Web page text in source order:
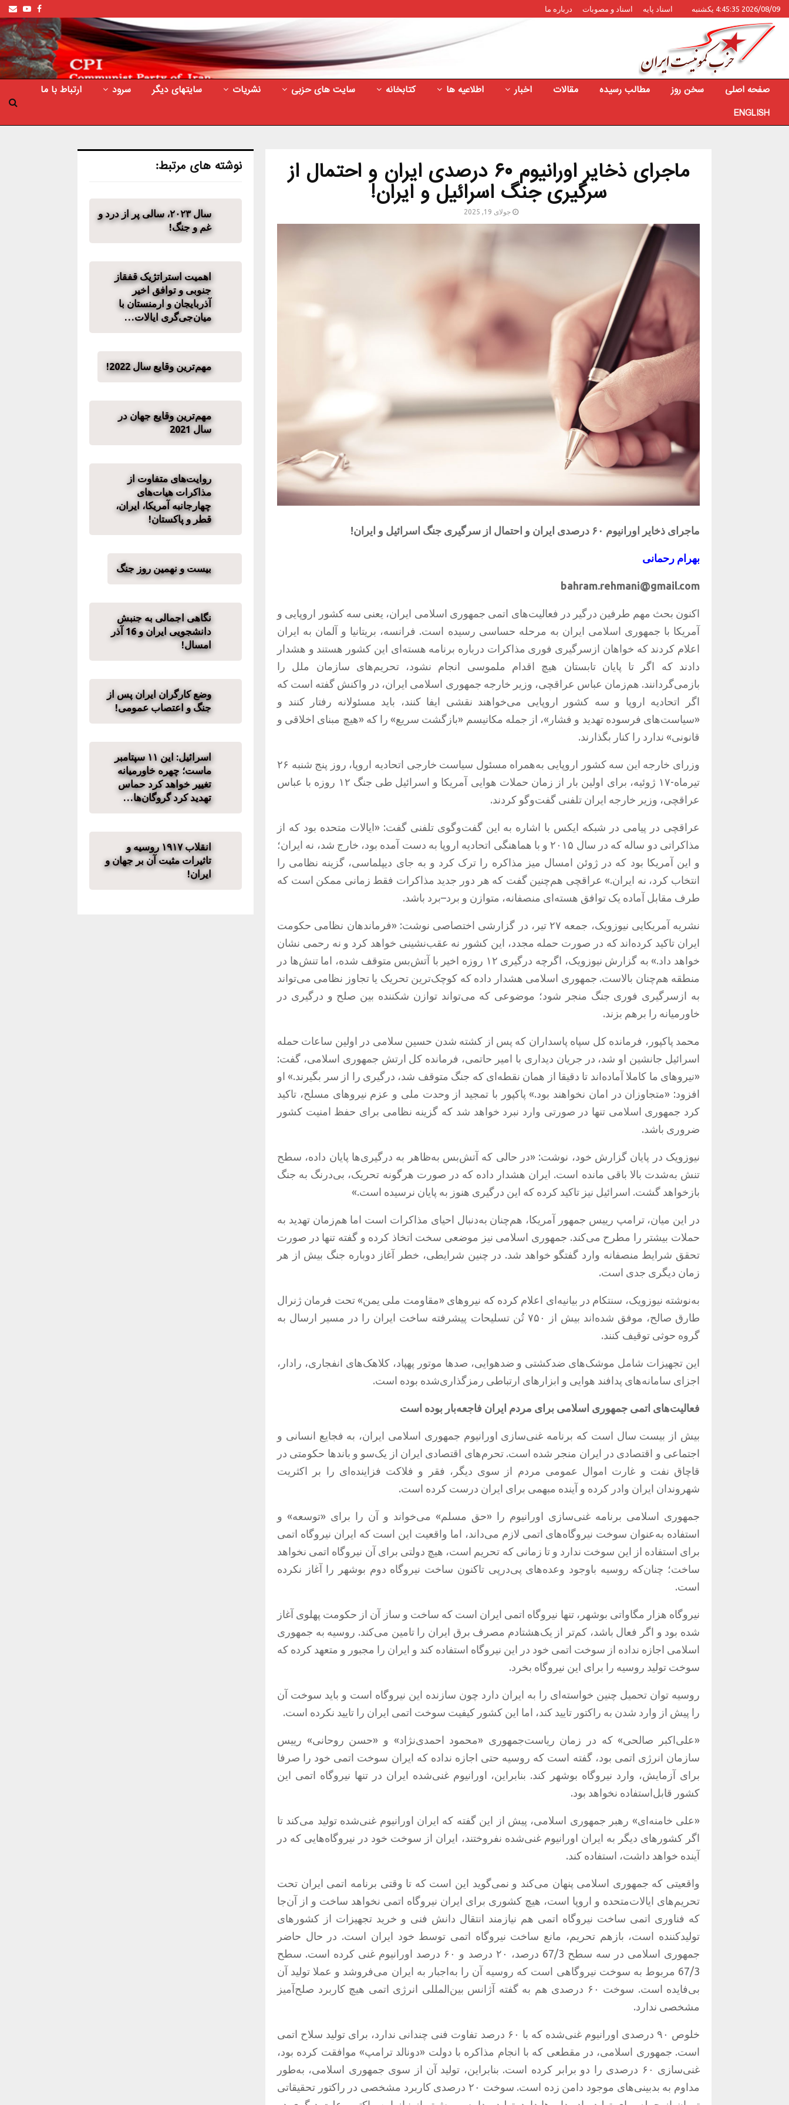
2026/08/09 4:45:35 یکشنبه اسناد پایه اسناد و مصوبات درباره ما Facebook
صفحه اصلی سخن روز مطالب رسیده مقالات اخبار اطلاعیه ها کتابخانه سایت های حزبی نشریات سایتهای دیگر سرود
ارتباط با ما
ENGLISH
ماجرای ذخایر اورانیوم ۶۰ درصدی ایران و احتمال از
سرگیری جنگ اسرائیل و ایران!
جولای 19, 2025
ماجرای ذخایر اورانیوم ۶۰ درصدی ایران و احتمال از سرگیری جنگ اسرائیل و ایران!
بهرام رحمانی
bahram.rehmani@gmail.com
اکنون بحث مهم طرفین درگیر در فعالیت‌های اتمی جمهوری اسلامی ایران، یعنی سه کشور اروپایی و
آمریکا با جمهوری اسلامی ایران به مرحله حساسی رسیده است. فرانسه، بریتانیا و آلمان به ایران
اعلام کردند که خواهان ازسرگیری فوری مذاکرات درباره برنامه هسته‌ای این کشور هستند و هشدار
دادند که اگر تا پایان تابستان هیچ اقدام ملموسی انجام نشود، تحریم‌های سازمان ملل را
بازمی‌گردانند. هم‌زمان عباس عراقچی، وزیر خارجه جمهوری اسلامی ایران، در واکنش گفته است که
اگر اتحادیه اروپا و سه کشور اروپایی می‌خواهند نقشی ایفا کنند، باید مسئولانه رفتار کنند و
«سیاست‌های فرسوده تهدید و فشار »، از جمله مکانیسم «بازگشت سریع» را که «هیچ مبنای اخلاقی و
قانونی» ندارد را کنار بگذارند.
وزرای خارجه این سه کشور اروپایی به‌همراه مسئول سیاست خارجی اتحادیه اروپا، روز پنج شنبه ۲۶
تیرماه-‌
۱۷ ژوئیه، برای اولین بار از زمان حملات هوایی آمریکا و اسرائیل طی جنگ ۱۲ روزه با عباس
عراقچی، وزیر خارجه ایران تلفنی گفت‌و‌گو کردند.
عراقچی در پیامی در شبکه ایکس با اشاره به این گفت‌و‌گوی تلفنی گفت: «ایالات متحده بود که از
مذاکراتی دو ساله که در سال ۲۰۱۵ و با هماهنگی اتحادیه اروپا به دست آمده بود، خارج شد، نه ایران؛
و این آمریکا بود که در ژوئن امسال میز مذاکره را ترک کرد و به جای دیپلماسی، گزینه نظامی را
انتخاب کرد، نه ایران.» عراقچی هم‌چنین گفت که هر دور جدید مذاکرات فقط زمانی ممکن است که
طرف مقابل آماده یک توافق هسته‌ای منصفانه، متوازن و برد–برد باشد.
نشریه آمریکایی نیوزویک، جمعه ۲۷ تیر، در گزارشی اختصاصی نوشت : «فرماندهان نظامی حکومت
ایران تاکید کرده‌اند که در صورت حمله مجدد، این کشور نه عقب‌نشینی خواهد کرد و نه رحمی نشان
خواهد داد.»
به گزارش نیوزویک، اگرچه درگیری ۱۲ روزه اخیر با آتش‌بس متوقف شده، اما تنش‌ها در
منطقه هم‌چنان بالاست. جمهوری اسلامی هشدار داده که کوچک‌ترین تحریک یا تجاوز نظامی می‌تواند
به ازسرگیری فوری جنگ منجر شود؛ موضوعی که می‌تواند توازن شکننده بین صلح و درگیری در
خاورمیانه را برهم بزند.
محمد پاکپور، فرمانده کل سپاه پاسداران که پس از کشته شدن حسین سلامی در اولین ساعات حمله
اسرائیل جانشین او شد، در جریان دیداری با امیر حاتمی، فرمانده کل ارتش جمهوری اسلامی، گفت:
«نیروهای ما کاملا آماده‌اند تا دقیقا از همان نقطه‌ای که جنگ متوقف شد، درگیری را از سر بگیرند.» او
افزود: «متجاوزان در امان نخواهند بود.» پاکپور با تمجید از وحدت ملی و عزم نیروهای مسلح، تاکید
کرد جمهوری اسلامی تنها در صورتی وارد نبرد خواهد شد که گزینه نظامی برای حفظ امنیت کشور
ضروری باشد.
نیوزویک در پایان گزارش خود، نوشت: «در حالی که آتش‌بس به‌ظاهر به درگیری‌ها پایان داده، سطح
تنش به‌شدت بالا باقی مانده است. ایران هشدار داده که در صورت هرگونه تحریک، بی‌درنگ به جنگ
بازخواهد گشت. اسرائیل نیز تاکید کرده که این درگیری هنوز به پایان نرسیده است.»
در این میان، ترامپ رییس جمهور آمریکا، هم‌چنان به‌دنبال احیای مذاکرات است اما هم‌زمان تهدید به
حملات بیشتر را مطرح می‌کند. جمهوری اسلامی نیز موضعی سخت اتخاذ کرده و گفته تنها در صورت
تحقق شرایط منصفانه وارد گفتگو خواهد شد. در چنین شرایطی، خطر آغاز دوباره جنگ بیش از هر
زمان دیگری جدی است.
به‌نوشته نیوزویک، سنتکام در بیانیه‌ای اعلام کرده که نیروهای «مقاومت ملی یمن»تحت فرمان ژنرال
طارق صالح، موفق شده‌اند بیش از ۷۵۰ تُن تسلیحات پیشرفته ساخت ایران را در مسیر ارسال به
گروه حوثی توقیف کنند.
این تجهیزات شامل موشک‌های ضدکشتی و ضدهوایی، صدها موتور پهپاد، کلاهک‌های انفجاری، رادار،
اجزای سامانه‌های پدافند هوایی و ابزارهای ارتباطی رمزگذاری‌شده بوده است.
فعالیت‌های اتمی جمهوری اسلامی برای مردم ایران فاجعه‌بار بوده است
بیش از بیست سال است که برنامه غنی‌سازی اورانیوم جمهوری اسلامی ایران، به فجایع انسانی و
اجتماعی و اقتصادی در ایران منجر شده است.تحرم‌های اقتصادی ایران از یک‌سو و باندها حکومتی در
قاچاق نفت و غارت اموال عمومی مردم از سوی دیگر، فقر و فلاکت فزاینده‌ای را بر اکثریت
شهروندان ایران وادر کرده و آینده مبهمی برای ایران درست کرده است.
جمهوری اسلامی برنامه غنی‌سازی اورانیوم را «حق مسلم» می‌خواند و آن را برای «توسعه» و
استفاده به‌عنوان سوخت نیروگاه‌های اتمی لازم می‌داند، اما واقعیت این است که ایران نیروگاه اتمی
برای استفاده از این سوخت ندارد و تا زمانی که تحریم است، هیچ دولتی برای آن نیروگاه اتمی نخواهد
ساخت؛ چنان‌که روسیه باوجود وعده‌های پی‌درپی تاکنون ساخت نیروگاه دوم بوشهر را آغاز نکرده
است.
نیروگاه هزار مگاواتی بوشهر، تنها نیروگاه اتمی ایران است که ساخت و ساز آن از حکومت پهلوی آغاز
شده بود و اگر فعال باشد، کم‌تر از یک‌هشتادم مصرف برق ایران را تامین می‌کند. روسیه به جمهوری
اسلامی اجازه نداده از سوخت اتمی خود در این نیروگاه استفاده کند و ایران را مجبور و متعهد کرده که
سوخت تولید روسیه را برای این نیروگاه بخرد.
روسیه توان تحمیل چنین خواسته‌ای را به ایران دارد چون سازنده این نیروگاه است و باید سوخت آن
را پیش از وارد شدن به راکتور تایید کند، اما این کشور کیفیت سوخت اتمی ایران را تایید نکرده است.
«علی‌اکبر صالحی»که در زمان ریاست‌جمهوری «محمود احمدی‌نژاد» و «حسن روحانی» رییس
سازمان انرژی اتمی بود، گفته است که روسیه حتی اجازه نداده که ایران سوخت اتمی خود را صرفا
برای آزمایش، وارد نیروگاه بوشهر کند. بنابراین، اورانیوم غنی‌شده ایران در تنها نیروگاه اتمی این
کشور قابل‌استفاده نخواهد بود.
«علی خامنه‌ای» رهبر جمهوری اسلامی، پیش از این گفته که ایران اورانیوم غنی‌شده تولید می‌کند تا
اگر کشورهای دیگر به ایران اورانیوم غنی‌شده نفروختند، ایران از سوخت خود در نیروگاه‌هایی که در
آینده خواهد داشت، استفاده کند.
واقعیتی که جمهوری اسلامی پنهان می‌کند و نمی‌گوید این است که تا وقتی برنامه اتمی ایران تحت
تحریم‌های ایالات‌متحده و اروپا است، هیچ کشوری برای ایران نیروگاه اتمی نخواهد ساخت و از آن‌جا
که فناوری اتمی ساخت نیروگاه اتمی هم نیازمند انتقال دانش فنی و خرید تجهیزات از کشورهای
تولیدکننده است، بازهم تحریم، مانع ساخت نیروگاه اتمی توسط خود ایران است. در حال حاضر
جمهوری اسلامی در سه سطح
درصد، ۲۰ درصد و ۶۰ درصد اورانیوم غنی کرده است . سطح
67/3 مربوط به سوخت نیروگاهی است که روسیه آن را به‌اجبار به ایران می‌فروشد و عملا تولید آن
بی‌فایده است.
سوخت ۶۰ درصدی هم به گفته آژانس بین‌المللی انرژی اتمی هیچ کاربرد صلح‌آمیز
مشخصی ندارد.
خلوص ۹۰ درصدی اورانیوم غنی‌شده که با ۶۰ درصد تفاوت فنی چندانی ندارد، برای تولید سلاح اتمی
است. جمهوری اسلامی، در مقطعی که با انجام مذاکره با دولت «دونالد ترامپ» موافقت کرده بود،
غنی‌سازی ۶۰ درصدی را دو برابر کرده است
. بنابراین، تولید آن از سوی جمهوری اسلامی، به‌طور
مداوم به بدبینی‌های موجود دامن زده است.
سوخت ۲۰ درصدی کاربرد مشخصی در راکتور تحقیقاتی
نوشته های مرتبط:
سال ۲۰۲۳، سالی پر از درد و
غم و جنگ!
اهمیت استراتژیک قفقاز
جنوبی و توافق اخیر
آذربایجان و ارمنستان با
میان‌جی‌گری ایالات…
مهم‌ترین وقایع سال 2022!
مهم‌ترین وقایع جهان در
سال 2021
روایت‌های متفاوت از
مذاکرات هیات‌های
چهارجانبه آمریکا، ایران،
قطر و پاکستان!
بیست و نهمین روز جنگ
نگاهی اجمالی به جنبش
دانشجویی ایران و 16 آذر
امسال!
وضع کارگران ایران پس از
جنگ و اعتصاب عمومی!
اسرائیل: این ۱۱ سپتامبر
ماست؛ چهره خاورمیانه
تغییر خواهد کرد حماس
تهدید کرد گروگان‌ها…
انقلاب ۱۹۱۷ روسیه و
تاثیرات مثبت آن بر جهان و
ایران!